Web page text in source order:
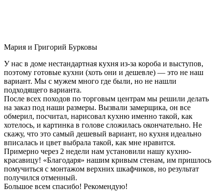
Мария и Григорий Бурковы
У нас в доме нестандартная кухня из-за короба и выступов,
поэтому готовые кухни (хоть они и дешевле) — это не наш
вариант. Мы с мужем много где были, но не нашли
подходящего варианта.
После всех походов по торговым центрам мы решили делать
на заказ под наши размеры. Вызвали замерщика, он все
обмерил, посчитал, нарисовал кухню именно такой, как
хотелось, и картинка в голове сложилась окончательно. Не
скажу, что это самый дешевый вариант, но кухня идеально
вписалась и цвет выбрала такой, как мне нравится.
Примерно через 2 недели нам установили нашу кухню-
красавицу! «Благодаря» нашим кривым стенам, им пришлось
помучиться с монтажом верхних шкафчиков, но результат
получился отменный.
Большое всем спасибо! Рекомендую!